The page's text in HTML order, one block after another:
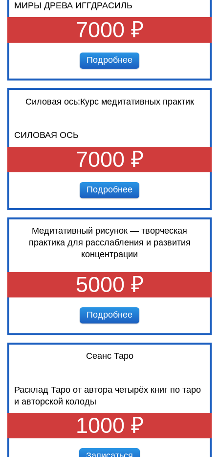
МИРЫ ДРЕВА ИГГДРАСИЛЬ
7000 ₽
Подробнее
Силовая ось:Курс медитативных практик
СИЛОВАЯ ОСЬ
7000 ₽
Подробнее
Медитативный рисунок — творческая
практика для расслабления и развития
концентрации
5000 ₽
Подробнее
Сеанс Таро
Расклад Таро от автора четырёх книг по таро
и авторской колоды
1000 ₽